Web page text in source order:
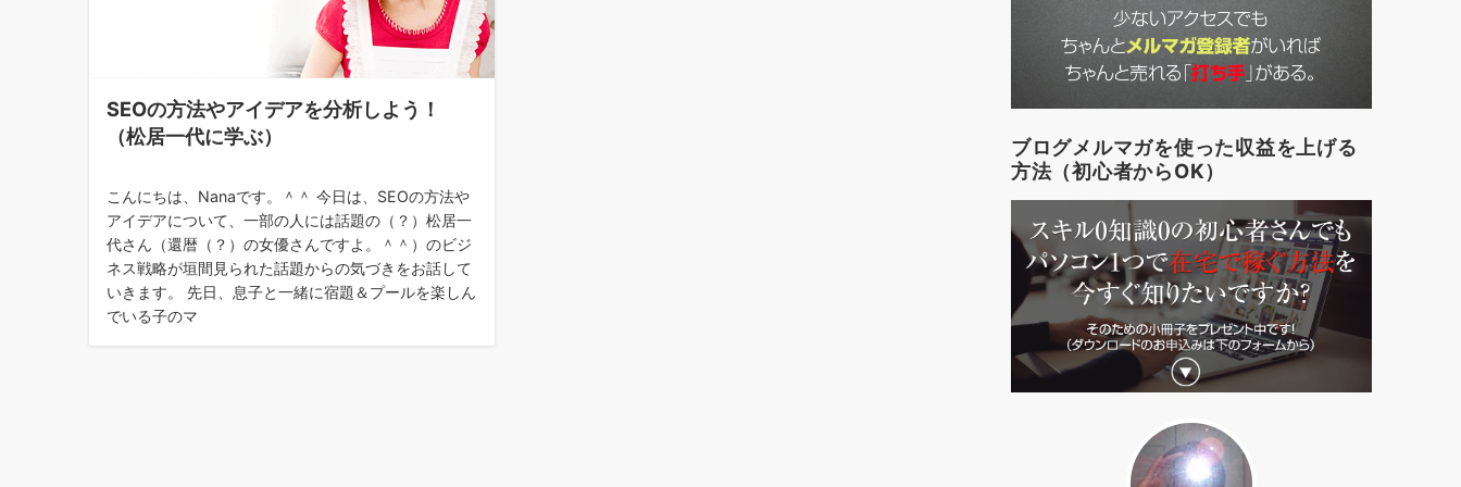
SEOの方法やアイデアを分析しよう！
（松居一代に学ぶ）
こんにちは、Nanaです。＾＾ 今日は、SEOの方法や
アイデアについて、一部の人には話題の（？）松居一
代さん（還暦（？）の女優さんですよ。＾＾）のビジ
ネス戦略が垣間見られた話題からの気づきをお話して
いきます。 先日、息子と一緒に宿題＆プールを楽しん
でいる子のマ
ブログメルマガを使った収益を上げる
方法（初心者からOK）